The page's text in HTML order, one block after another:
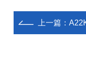
上一篇：